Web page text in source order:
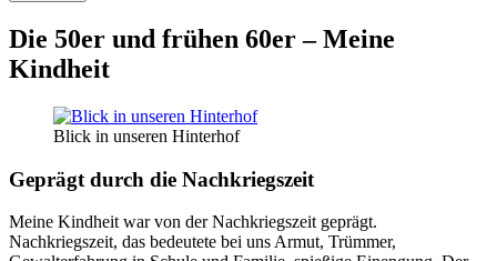
Die 50er und frühen 60er – Meine
Kindheit
Blick in unseren Hinterhof
Geprägt durch die Nachkriegszeit
Meine Kindheit war von der Nachkriegszeit geprägt.
Nachkriegszeit, das bedeutete bei uns Armut, Trümmer,